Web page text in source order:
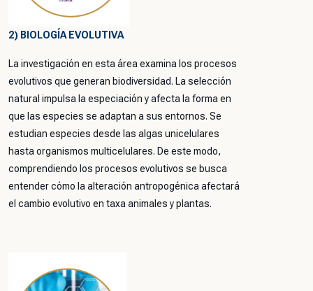
2) BIOLOGÍA EVOLUTIVA
La investigación en esta área examina los procesos
evolutivos que generan biodiversidad. La selección
natural impulsa la especiación y afecta la forma en
que las especies se adaptan a sus entornos. Se
estudian especies desde las algas unicelulares
hasta organismos multicelulares. De este modo,
comprendiendo los procesos evolutivos se busca
entender cómo la alteración antropogénica afectará
el cambio evolutivo en taxa animales y plantas.